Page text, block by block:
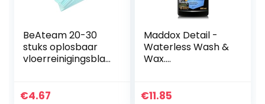
BeAteam 20-30
stuks oplosbaar
vloerreinigingsblad
navulverpakkingen
€4.67
Maddox Detail -
Waterless Wash &
Wax.
zonder water voor
€11.85